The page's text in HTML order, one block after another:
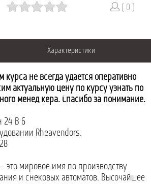
( 0 )
Характеристики
курса не всегда удается оперативно
актуальную цену по курсу узнать по
менеджера. Спасибо за понимание.
24 В 6
Rheavendors.
это мировое имя по производству
и снековых автоматов. Высочайшее